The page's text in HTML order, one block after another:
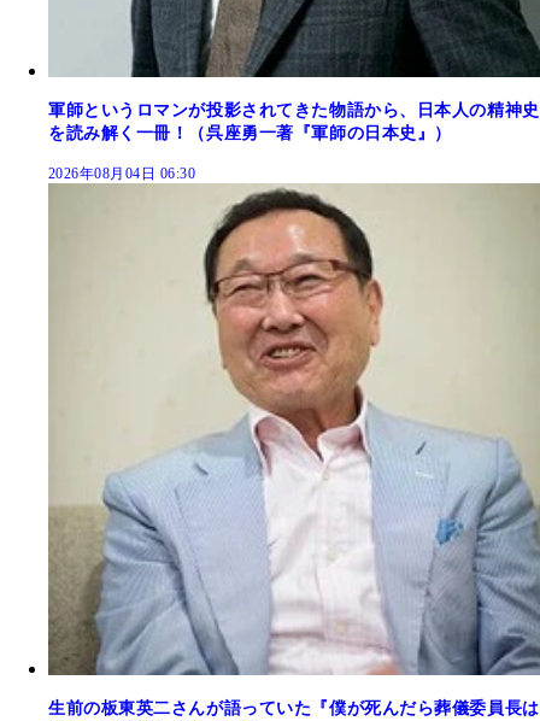
軍師というロマンが投影されてきた物語から、日本人の精神史
を読み解く一冊！（呉座勇一著『軍師の日本史』）
2026年08月04日 06:30
生前の板東英二さんが語っていた『僕が死んだら葬儀委員長は